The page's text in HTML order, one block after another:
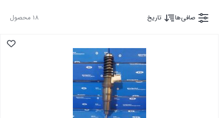
18 محصول صافی‌ها تاریخ